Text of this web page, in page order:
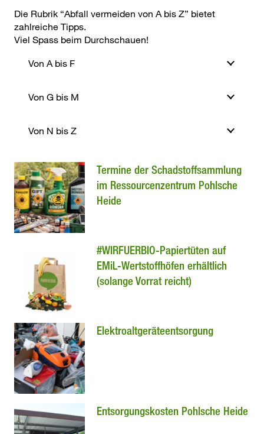
Die Rubrik “Abfall vermeiden von A bis Z” bietet
zahlreiche Tipps.
Viel Spass beim Durchschauen!
Von A bis F
Von G bis M
Von N bis Z
Termine der Schadstoffsammlung
im Ressourcenzentrum Pohlsche
Heide
#WIRFUERBIO-Papiertüten auf
EMiL-Wertstoffhöfen erhältlich
(solange Vorrat reicht)
Elektroaltgeräteentsorgung
Entsorgungskosten Pohlsche Heide